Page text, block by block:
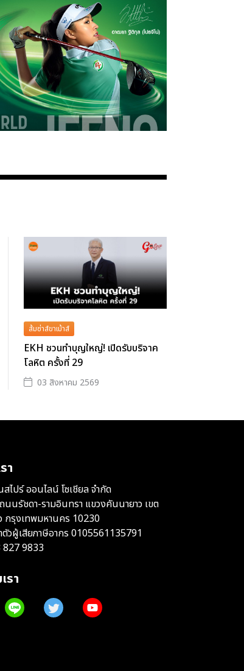
ส้มซ่าส์ขาเม้าส์
EKH ชวนทำบุญใหญ่! เปิดรับบริจาค
โลหิต ครั้งที่ 29
03 สิงหาคม 2569
า
ไปร์ ออนไลน์ โซเชียล จำกัด
นรัชดา-รามอินทรา แขวงคันนายาว เขต
กรุงเทพมหานคร 10230
ตัวผู้เสียภาษีอากร 0105561135791
827 9833
รา